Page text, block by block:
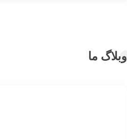
وبلاگ ما